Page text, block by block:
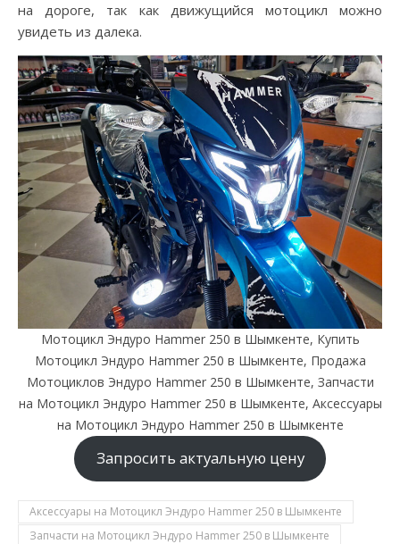
на дороге, так как движущийся мотоцикл можно
увидеть из далека.
Мотоцикл Эндуро Hammer 250 в Шымкенте, Купить
Мотоцикл Эндуро Hammer 250 в Шымкенте, Продажа
Мотоциклов Эндуро Hammer 250 в Шымкенте, Запчасти
на Мотоцикл Эндуро Hammer 250 в Шымкенте, Аксессуары
на Мотоцикл Эндуро Hammer 250 в Шымкенте
Запросить актуальную цену
Аксессуары на Мотоцикл Эндуро Hammer 250 в Шымкенте
Запчасти на Мотоцикл Эндуро Hammer 250 в Шымкенте